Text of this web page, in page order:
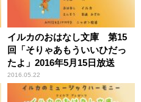
イルカのおはなし文庫 第15
回「そりゃあもういいひだっ
たよ」2016年5月15日放送
2016.05.22